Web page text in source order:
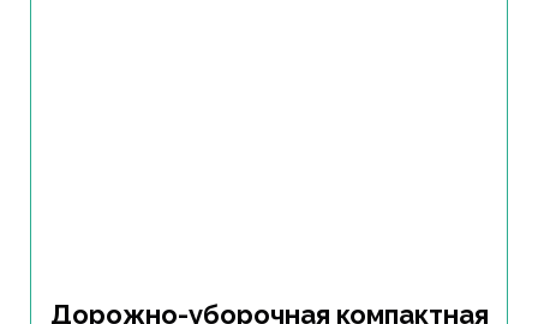
Дорожно-уборочная компактная